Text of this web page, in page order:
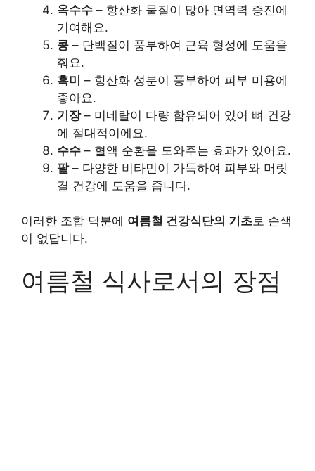
옥수수 – 항산화 물질이 많아 면역력 증진에
기여해요.
콩 – 단백질이 풍부하여 근육 형성에 도움을
줘요.
흑미 – 항산화 성분이 풍부하여 피부 미용에
좋아요.
기장– 미네랄이 다량 함유되어 있어 뼈 건강
에 절대적이에요.
수수 – 혈액 순환을 도와주는 효과가 있어요.
팥– 다양한 비타민이 가득하여 피부와 머릿
결 건강에 도움을 줍니다.
이러한 조합 덕분에 여름철 건강식단의 기초로 손색
이 없답니다.
여름철 식사로서의 장점